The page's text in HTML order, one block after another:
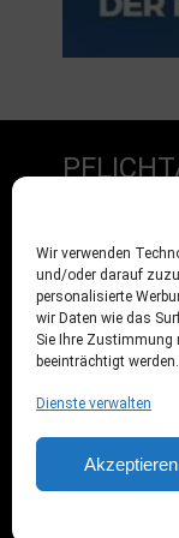
Wir verwenden
und/oder darauf
personalisierte
wir Daten wie das
Sie Ihre Zustimmung
beeinträchtigt werden.
Dienste verwalten
Akzeptieren
Impressum
Datenschutz
AGB’s